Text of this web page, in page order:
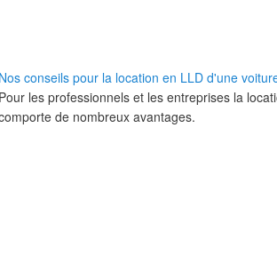
Nos conseils pour la location en LLD d'une
Pour les professionnels et les entreprises la
de nombreux avantages.